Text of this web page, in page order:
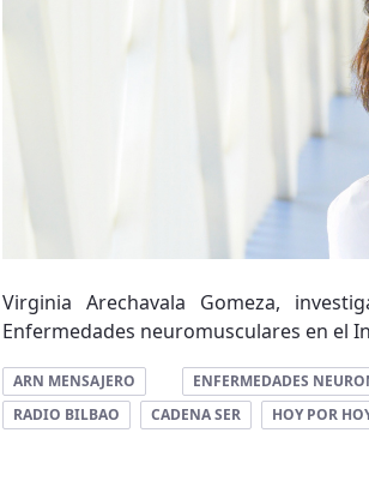
Virginia Arechavala Gomeza,
Enfermedades neuromusculares en el
ARN MENSAJERO ENFERMEDADES
RADIO BILBAO
CADENA SER HOY POR